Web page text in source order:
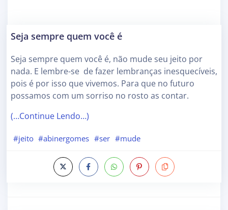
Seja sempre quem você é
Seja sempre quem você é, não mude seu jeito por
nada. E lembre-se de fazer lembranças inesquecíveis,
pois é por isso que vivemos. Para que no futuro
possamos com um sorriso no rosto as contar.
(…Continue Lendo…)
#jeito #abinergomes #ser #mude